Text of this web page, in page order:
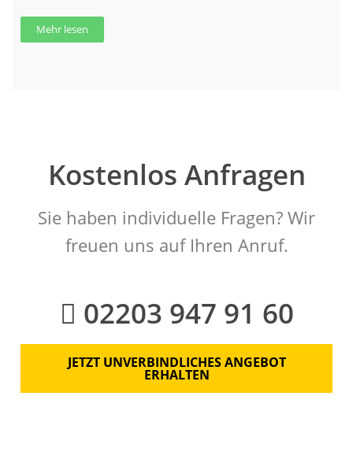
Mehr lesen
Kostenlos Anfragen
Sie haben individuelle Fragen? Wir
freuen uns auf Ihren Anruf.
02203 947 91 60
JETZT UNVERBINDLICHES ANGEBOT
ERHALTEN